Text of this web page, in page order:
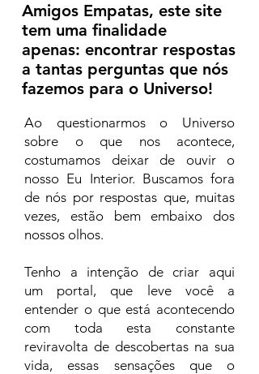
Amigos Empatas, este site
tem uma finalidade
apenas: encontrar respostas
a tantas perguntas que nós
fazemos para o Universo!
Ao questionarmos o Universo
sobre o que nos acontece,
costumamos deixar de ouvir o
nosso Eu Interior. Buscamos fora
de nós por respostas que, muitas
vezes, estão bem embaixo dos
nossos olhos.
Tenho a intenção de criar aqui
um portal, que leve você a
entender o que está acontecendo
com toda esta constante
reviravolta de descobertas na sua
vida, essas sensações que o